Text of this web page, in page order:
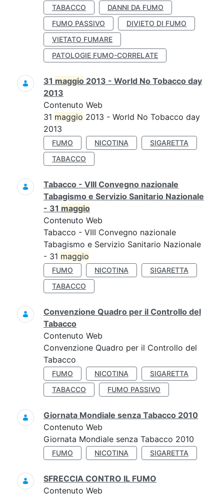
TABACCO
DANNI DA FUMO
FUMO PASSIVO
DIVIETO DI FUMO
VIETATO FUMARE
PATOLOGIE FUMO-CORRELATE
31 maggio 2013 - World No Tobacco day
2013
Contenuto Web
31 maggio 2013 - World No Tobacco day
2013
FUMO NICOTINA
SIGARETTA
TABACCO
Tabacco - VIII Convegno nazionale
Tabagismo e Servizio Sanitario Nazionale
- 31 maggio
Contenuto Web
Tabacco - VIII Convegno nazionale
Tabagismo e Servizio Sanitario Nazionale
- 31 maggio
FUMO NICOTINA
SIGARETTA
TABACCO
Convenzione Quadro per il Controllo del
Tabacco
Contenuto Web
Convenzione Quadro per il Controllo del
Tabacco
FUMO NICOTINA
SIGARETTA
TABACCO
FUMO PASSIVO
Giornata Mondiale senza Tabacco 2010
Contenuto Web
Giornata Mondiale senza Tabacco 2010
FUMO NICOTINA SIGARETTA
SFRECCIA CONTRO IL FUMO
Contenuto Web